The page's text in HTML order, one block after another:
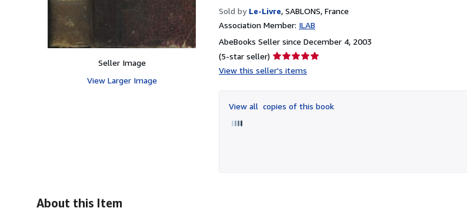
Seller Image
View Larger Image
Sold by Le-Livre, SABLONS, France
Association Member: ILAB
AbeBooks Seller since December 4, 2003
(5-star seller) Seller
rating
of
5
View this seller's items
View all copies of this book
About this Item